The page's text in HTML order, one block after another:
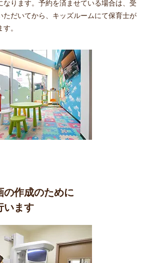
なります。予約を済ませている場合は、受
ただいてから、キッズルームにて保育士が
。
の作成のために
います